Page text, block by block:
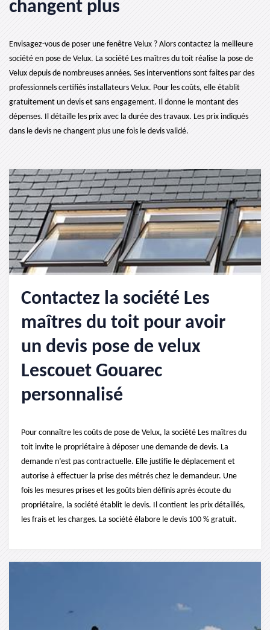
changent plus
Envisagez-vous de poser une fenêtre Velux ? Alors contactez la meilleure
société en pose de Velux. La société Les maîtres du toit réalise la pose de
Velux depuis de nombreuses années. Ses interventions sont faites par des
professionnels certifiés installateurs Velux. Pour les coûts, elle établit
gratuitement un devis et sans engagement. Il donne le montant des
dépenses. Il détaille les prix avec la durée des travaux. Les prix indiqués
dans le devis ne changent plus une fois le devis validé.
Contactez la société Les
maîtres du toit pour avoir
un devis pose de velux
Lescouet Gouarec
personnalisé
Pour connaître les coûts de pose de Velux, la société Les maîtres du
toit invite le propriétaire à déposer une demande de devis. La
demande n’est pas contractuelle. Elle justifie le déplacement et
autorise à effectuer la prise des métrés chez le demandeur. Une
fois les mesures prises et les goûts bien définis après écoute du
propriétaire, la société établit le devis. Il contient les prix détaillés,
les frais et les charges. La société élabore le devis 100 % gratuit.